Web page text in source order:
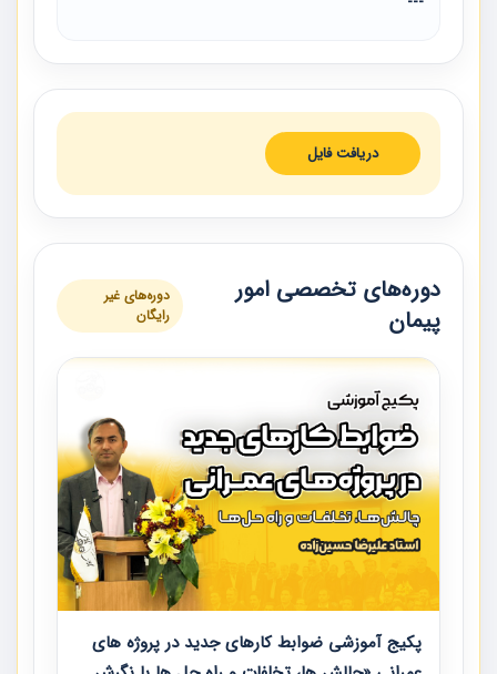
دریافت فایل
دوره‌های تخصصی امور
پیمان
دوره‌های غیر
رایگان
پکیج آموزشی ضوابط کارهای جدید در پروژه های